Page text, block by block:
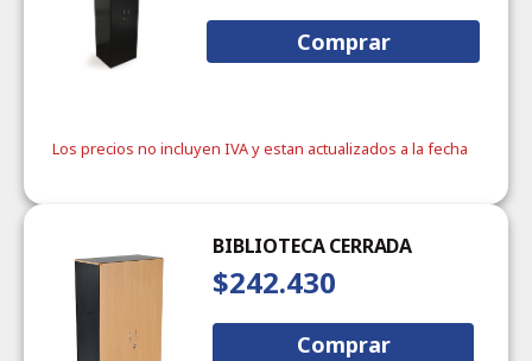
Comprar
Los precios no incluyen IVA y estan actualizados a la fecha
BIBLIOTECA CERRADA
$242.430
Comprar